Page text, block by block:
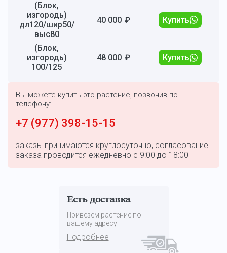
(Блок,
изгородь)
дл120/шир50/
выс80
40 000 ₽ Купить
(Блок,
изгородь)
100/125
48 000 ₽ Купить
Вы можете купить это растение, позвонив по
телефону:
+7 (977) 398-15-15
заказы принимаются круглосуточно, согласование
заказа проводится ежедневно с 9:00 до 18:00
Есть доставка
Привезем растение по
вашему адресу
Подробнее